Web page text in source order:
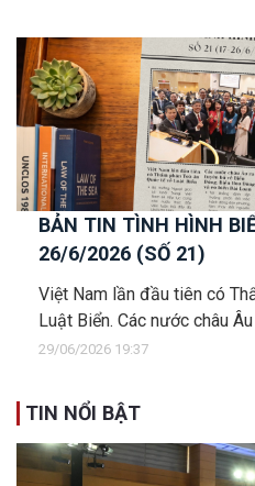
BẢN TIN TÌNH HÌNH
26/6/2026 (SỐ 21)
Việt Nam lần đầu tiên có
Luật Biển. Các nước châu
29/06/2026 19:37
TIN NỔI BẬT